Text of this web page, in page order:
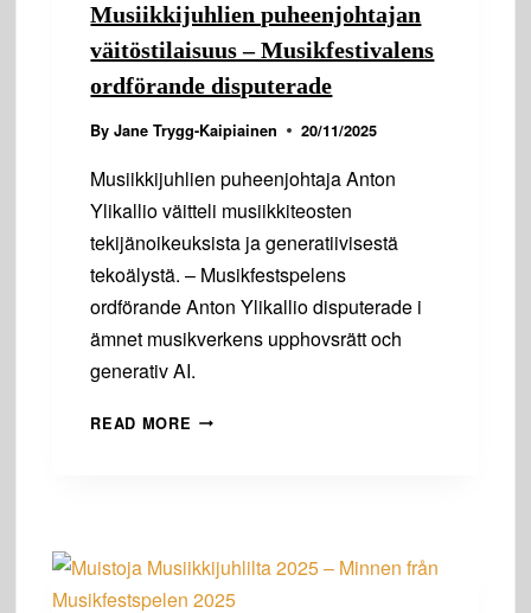
Musiikkijuhlien puheenjohtajan
väitöstilaisuus – Musikfestivalens
ordförande disputerade
By Jane Trygg-Kaipiainen 20/11/2025
Musiikkijuhlien puheenjohtaja Anton
Ylikallio väitteli musiikkiteosten
tekijänoikeuksista ja generatiivisestä
tekoälystä. – Musikfestspelens
ordförande Anton Ylikallio disputerade i
ämnet musikverkens upphovsrätt och
generativ AI.
READ MORE MUSIIKKIJUHLIEN
DISPUTERADE